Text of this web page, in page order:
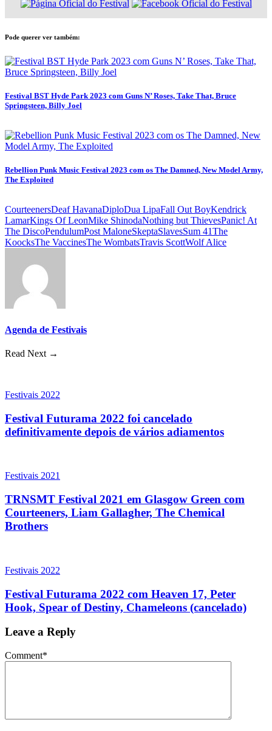
Pode querer ver também:
Festival BST Hyde Park 2023 com Guns N’ Roses, Take That, Bruce
Springsteen, Billy Joel
Rebellion Punk Music Festival 2023 com os The Damned, New Model Army,
The Exploited
CourteenersDeaf HavanaDiploDua LipaFall Out BoyKendrick
LamarKings Of LeonMike ShinodaNothing but ThievesPanic! At
The DiscoPendulumPost MaloneSkeptaSlavesSum 41The
KoocksThe VaccinesThe WombatsTravis ScottWolf Alice
Agenda de Festivais
Read Next →
Festivais 2022
Festival Futurama 2022 foi cancelado
definitivamente depois de vários adiamentos
Festivais 2021
TRNSMT Festival 2021 em Glasgow Green com
Courteeners, Liam Gallagher, The Chemical
Brothers
Festivais 2022
Festival Futurama 2022 com Heaven 17, Peter
Hook, Spear of Destiny, Chameleons (cancelado)
Leave a Reply
Comment*